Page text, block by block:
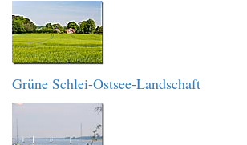
Grüne Schlei-Ostsee-Landschaft